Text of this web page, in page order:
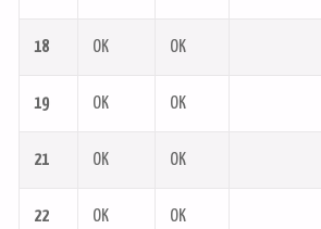
18 OK OK
19 OK OK
21 OK OK
22 OK OK